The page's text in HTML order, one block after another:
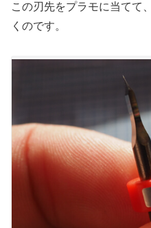
この刃先をプラモに当てて
くのです。